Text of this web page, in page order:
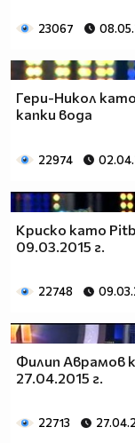
23067
Гери-Никол
капки вода
22974
Криско като
09.03.2015 г.
22748
Филип Аврамов
27.04.2015 г.
22713